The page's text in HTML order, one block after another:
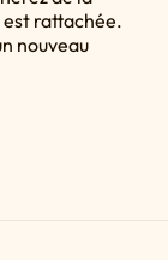
est rattachée.
nouveau